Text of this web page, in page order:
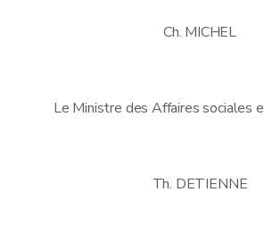
Ch. MICHEL
Le Ministre des Affaires sociales
Th. DETIENNE